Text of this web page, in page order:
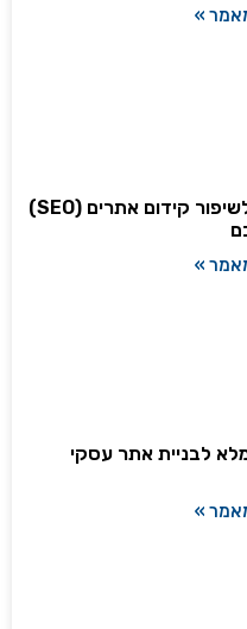
10 טיפים לשיפור קידום אתרים (SEO)
אתר עסקי